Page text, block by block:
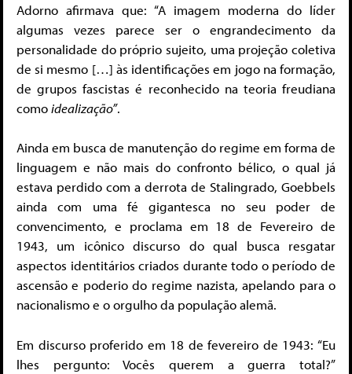
Adorno afirmava que: “A imagem moderna do líder
algumas vezes parece ser o engrandecimento da
personalidade do próprio sujeito, uma projeção coletiva
de si mesmo […] às identificações em jogo na formação,
de grupos fascistas é reconhecido na teoria freudiana
comoidealização”.
Ainda em busca de manutenção do regime em forma de
linguagem e não mais do confronto bélico, o qual já
estava perdido com a derrota de Stalingrado, Goebbels
ainda com uma fé gigantesca no seu poder de
convencimento, e proclama em 18 de Fevereiro de
1943, um icônico discurso do qual busca resgatar
aspectos identitários criados durante todo o período de
ascensão e poderio do regime nazista, apelando para o
nacionalismo e o orgulho da população alemã.
Em discurso proferido em 18 de fevereiro de 1943: “Eu
lhes pergunto: Vocês querem a guerra total?”